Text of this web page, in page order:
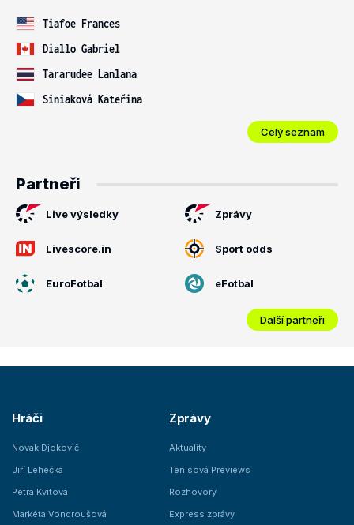
Tiafoe Frances
Diallo Gabriel
Tararudee Lanlana
Siniaková Kateřina
Celý seznam
Partneři
Live výsledky Zprávy
Livescore.in Sport odds
EuroFotbal eFotbal
Další partneři
Hráči
Novak Djokovič
Jiří Lehečka
Petra Kvitová
Markéta Vondroušová
Zprávy
Aktuality
Tenisová Previews
Rozhovory
Express zprávy